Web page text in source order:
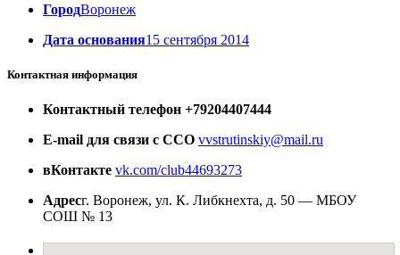
ГородВоронеж
Дата основания15 сентября 2014
Контактная информация
Контактный телефон +79204407444
E-mail для связи с ССО vvstrutinskiy@mail.ru
вКонтакте vk.com/club44693273
Адресг. Воронеж, ул. К. Либкнехта, д. 50 — МБОУ
СОШ № 13